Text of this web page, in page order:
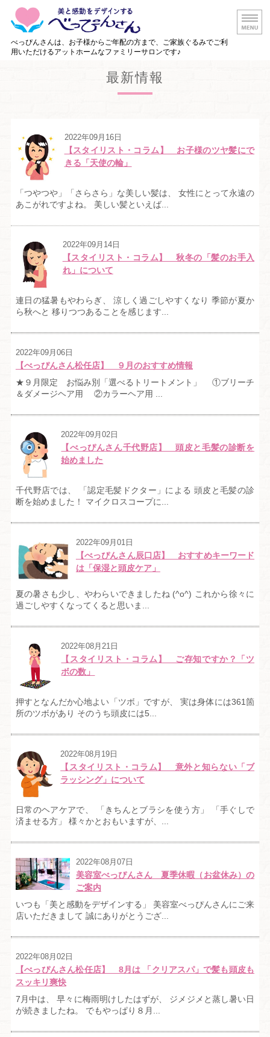
白山市の美
べっぴんさんは、お子様からご年配の方まで、ご家族ぐるみでご利
用いただけるアットホームなファミリーサロンです♪
出張美容サービス
ご予約・お問い合わせ
最新情報
2022年09月16日
【スタイリスト・コラム】 お子様のツヤ髪にで
きる「天使の輪」
「つやつや」「さらさら」な美しい髪は、 女性にとって永遠の
あこがれですよね。 美しい髪といえば...
2022年09月14日
【スタイリスト・コラム】 秋冬の「髪のお手入
れ」について
連日の猛暑もやわらぎ、 涼しく過ごしやすくなり 季節が夏か
ら秋へと 移りつつあることを感じます...
2022年09月06日
【べっぴんさん松任店】 ９月のおすすめ情報
★９月限定 お悩み別「選べるトリートメント」 ①ブリーチ
＆ダメージヘア用 ②カラーヘア用 ...
2022年09月02日
【べっぴんさん千代野店】 頭皮と毛髪の診断を
始めました
千代野店では、 「認定毛髪ドクター」による 頭皮と毛髪の診
断を始めました！ マイクロスコープに...
2022年09月01日
【べっぴんさん辰口店】 おすすめキーワード
は「保湿と頭皮ケア」
夏の暑さも少し、やわらいできましたね (^o^) これから徐々に
過ごしやすくなってくると思いま...
2022年08月21日
【スタイリスト・コラム】 ご存知ですか？「ツ
ボの数」
押すとなんだか心地よい「ツボ」ですが、 実は身体には361箇
所のツボがあり そのうち頭皮には5...
2022年08月19日
【スタイリスト・コラム】 意外と知らない「ブ
ラッシング」について
日常のヘアケアで、 「きちんとブラシを使う方」 「手ぐしで
済ませる方」 様々かとおもいますが、...
2022年08月07日
美容室べっぴんさん 夏季休暇（お盆休み）の
ご案内
いつも「美と感動をデザインする」 美容室べっぴんさんにご来
店いただきまして 誠にありがとうござ...
2022年08月02日
【べっぴんさん松任店】 8月は 「クリアスパ」で髪も頭皮も
スッキリ爽快
7月中は、 早々に梅雨明けしたはずが、 ジメジメと蒸し暑い日
が続きましたね。 でもやっぱり８月...